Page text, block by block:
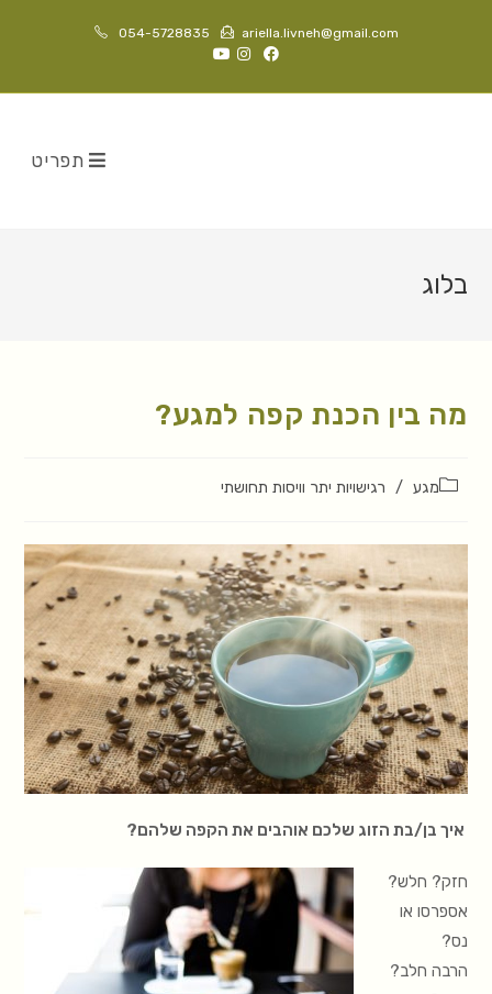
054-5728835 ariella.livneh@gmail.com
תפריט
בלוג
מה בין הכנת קפה למגע?
מגע / רגישויות יתר וויסות תחושתי
איך בן/בת הזוג שלכם אוהבים את הקפה שלהם?
חזק? חלש?
אספרסו או
נס?
הרבה חלב?